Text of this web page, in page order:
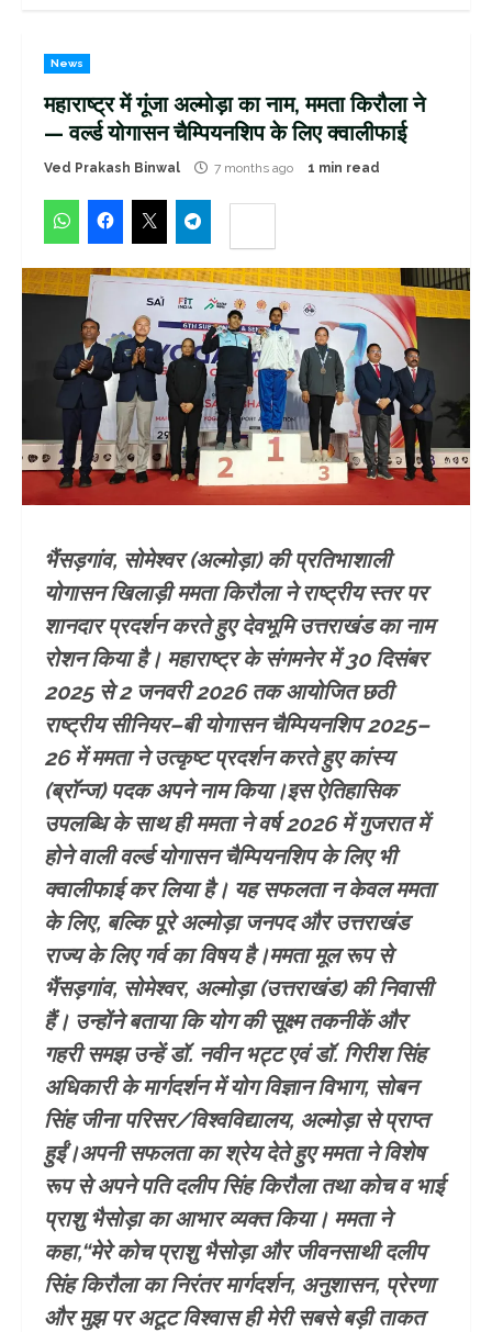
News
महाराष्ट्र में गूंजा अल्मोड़ा का नाम, ममता किरौला ने
— वर्ल्ड योगासन चैम्पियनशिप के लिए क्वालीफाई
Ved Prakash Binwal 7 months ago 1 min read
भैंसड़गांव, सोमेश्वर (अल्मोड़ा) की प्रतिभाशाली
योगासन खिलाड़ी ममता किरौला ने राष्ट्रीय स्तर पर
शानदार प्रदर्शन करते हुए देवभूमि उत्तराखंड का नाम
रोशन किया है। महाराष्ट्र के संगमनेर में 30 दिसंबर
2025 से 2 जनवरी 2026 तक आयोजित छठी
राष्ट्रीय सीनियर–बी योगासन चैम्पियनशिप 2025–
26 में ममता ने उत्कृष्ट प्रदर्शन करते हुए कांस्य
(ब्रॉन्ज) पदक अपने नाम किया।इस ऐतिहासिक
उपलब्धि के साथ ही ममता ने वर्ष 2026 में गुजरात में
होने वाली वर्ल्ड योगासन चैम्पियनशिप के लिए भी
क्वालीफाई कर लिया है। यह सफलता न केवल ममता
के लिए, बल्कि पूरे अल्मोड़ा जनपद और उत्तराखंड
राज्य के लिए गर्व का विषय है।ममता मूल रूप से
भैंसड़गांव, सोमेश्वर, अल्मोड़ा (उत्तराखंड) की निवासी
हैं। उन्होंने बताया कि योग की सूक्ष्म तकनीकें और
गहरी समझ उन्हें डॉ. नवीन भट्ट एवं डॉ. गिरीश सिंह
अधिकारी के मार्गदर्शन में योग विज्ञान विभाग, सोबन
सिंह जीना परिसर/विश्वविद्यालय, अल्मोड़ा से प्राप्त
हुईं।अपनी सफलता का श्रेय देते हुए ममता ने विशेष
रूप से अपने पति दलीप सिंह किरौला तथा कोच व भाई
प्राशु भैसोड़ा का आभार व्यक्त किया। ममता ने
कहा,“मेरे कोच प्राशु भैसोड़ा और जीवनसाथी दलीप
सिंह किरौला का निरंतर मार्गदर्शन, अनुशासन, प्रेरणा
और मुझ पर अटूट विश्वास ही मेरी सबसे बड़ी ताकत